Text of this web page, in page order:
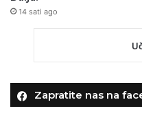
14 sati ago
Zapratite nas na